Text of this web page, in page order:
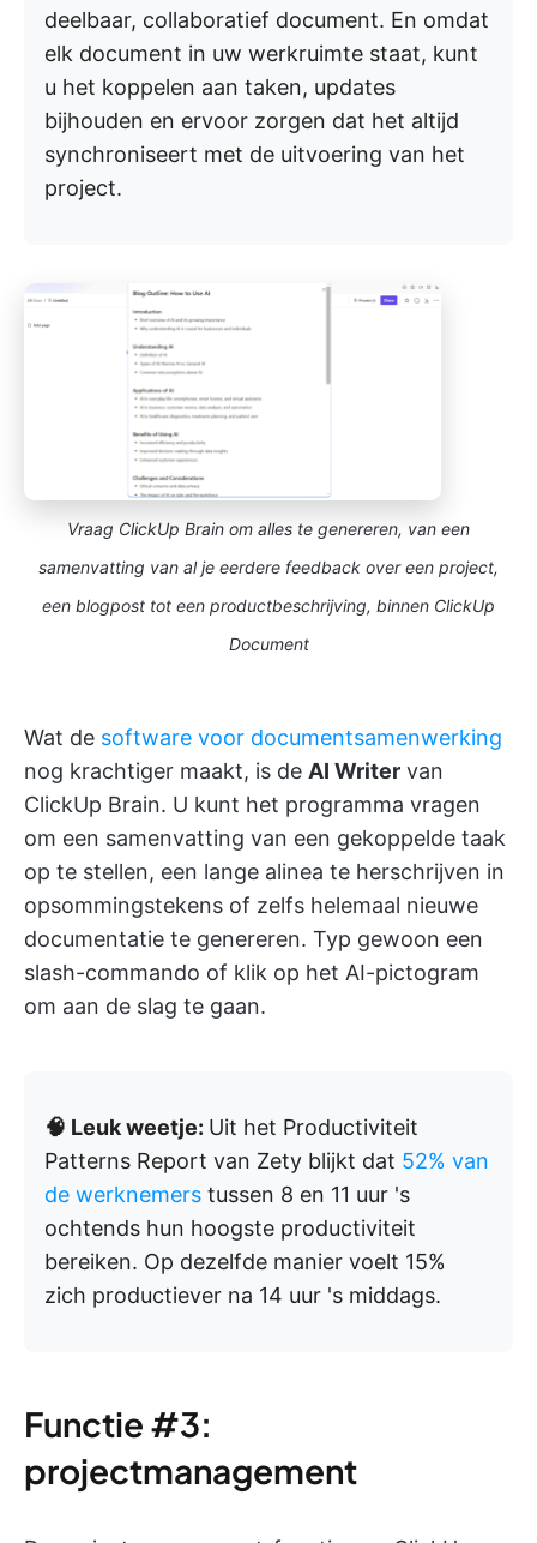
deelbaar, collaboratief document. En omdat
elk document in uw werkruimte staat, kunt
u het koppelen aan taken, updates
bijhouden en ervoor zorgen dat het altijd
synchroniseert met de uitvoering van het
project.
Vraag ClickUp Brain om alles te genereren, van een
samenvatting van al je eerdere feedback over een project,
een blogpost tot een productbeschrijving, binnen ClickUp
Document
Wat de software voor documentsamenwerking
nog krachtiger maakt, is de AI Writer van
ClickUp Brain. U kunt het programma vragen
om een samenvatting van een gekoppelde taak
op te stellen, een lange alinea te herschrijven in
opsommingstekens of zelfs helemaal nieuwe
documentatie te genereren. Typ gewoon een
slash-commando of klik op het AI-pictogram
om aan de slag te gaan.
🧠 Leuk weetje: Uit het Productiviteit
Patterns Report van Zety blijkt dat 52% van
de werknemers tussen 8 en 11 uur 's
ochtends hun hoogste productiviteit
bereiken. Op dezelfde manier voelt 15%
zich productiever na 14 uur 's middags.
Functie #3:
projectmanagement